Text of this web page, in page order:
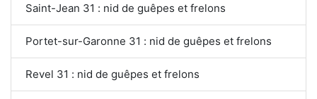
Saint-Jean 31 : nid de guêpes et frelons
Portet-sur-Garonne 31 : nid de guêpes et frelons
Revel 31 : nid de guêpes et frelons